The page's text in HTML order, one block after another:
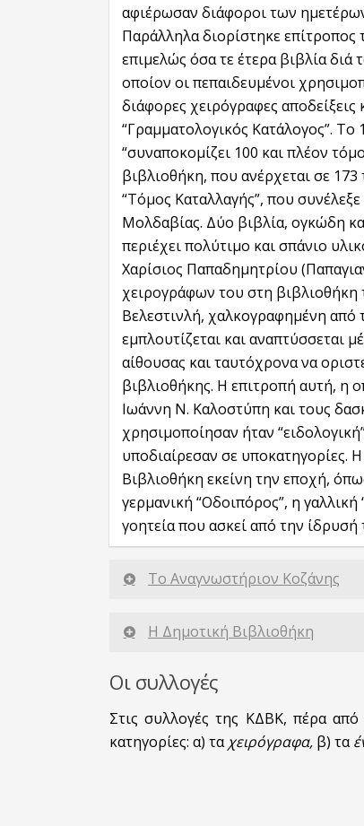
αφιέρωσαν διάφοροι των
Παράλληλα διορίστηκε επίτροπος
επιμελώς όσα τε έτερα βιβλία
οποίον οι πεπαιδευμένοι
διάφορες χειρόγραφες
“Γραμματολογικός Κατάλογος”. Το
“συναποκομίζει 100 και πλέον
βιβλιοθήκη, που ανέρχεται σε
“Τόμος Καταλλαγής”, που
Μολδαβίας. Δύο βιβλία, ογκώδη
περιέχει πολύτιμο και σπάνιο
Χαρίσιος Παπαδημητρίου
χειρογράφων του στη βιβλιοθήκη
Βελεστινλή, χαλκογραφημένη
εμπλουτίζεται και αναπτύσσεται
αίθουσας και ταυτόχρονα να
βιβλιοθήκης. Η επιτροπή αυτή, η
Ιωάννη Ν. Καλοστύπη και τους
χρησιμοποίησαν ήταν
υποδιαίρεσαν σε υποκατηγορίες.
Βιβλιοθήκη εκείνη την εποχή,
γερμανική “Οδοιπόρος”, η
γοητεία που ασκεί από την ίδρυσή
Το Αναγνωστήριον Κοζάνης
Η Δημοτική Βιβλιοθήκη
Οι συλλογές
Στις συλλογές της ΚΔΒΚ, πέρα
κατηγορίες: α) τα χειρόγραφα, β) τα